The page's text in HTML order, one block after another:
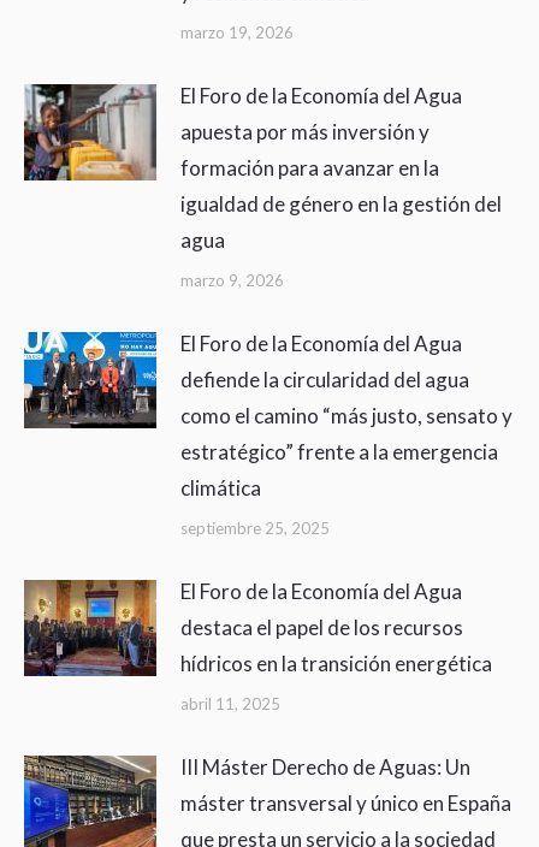
marzo 19, 2026
El Foro de la Economía del Agua
apuesta por más inversión y
formación para avanzar en la
igualdad de género en la gestión del
agua
marzo 9, 2026
El Foro de la Economía del Agua
defiende la circularidad del agua
como el camino “más justo, sensato y
estratégico” frente a la emergencia
climática
septiembre 25, 2025
El Foro de la Economía del Agua
destaca el papel de los recursos
hídricos en la transición energética
abril 11, 2025
III Máster Derecho de Aguas: Un
máster transversal y único en España
que presta un servicio a la sociedad